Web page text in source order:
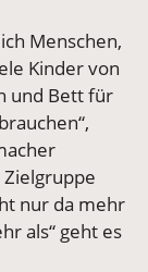
Menschen,
Kinder von
und Bett für
nur da mehr
als“ geht es